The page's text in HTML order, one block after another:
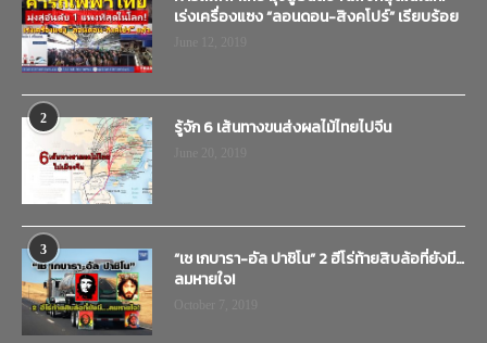
เร่งเครื่องแซง “ลอนดอน-สิงคโปร์” เรียบร้อย
2 รู้จัก 6 เส้นทางขนส่งผลไม้ไทยไปจีน
3
“เช เกบารา-อัล ปาชิโน” 2 ฮีโร่ท้ายสิบล้อที่ยังมี…
ลมหายใจ!